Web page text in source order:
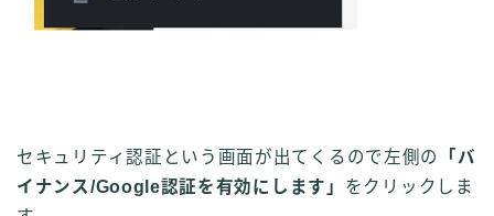
セキュリティ認証という画面が出てくるので左側の
「バ
イナンス/Google認証を有効にします」 をクリックしま